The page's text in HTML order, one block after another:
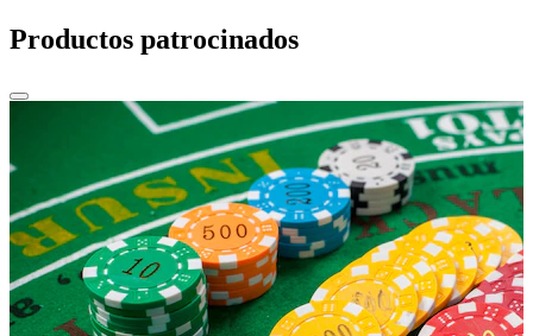
Productos patrocinados